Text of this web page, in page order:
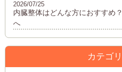
内臓整体はどんな方におすすめ
へ
2026/07/25
カテゴ